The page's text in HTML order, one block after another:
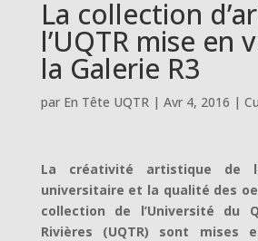
La collection
l’UQTR mise en
la Galerie R3
par En Tête UQTR| Avr 4, 2016 |
La créativité artistique de
universitaire et la qualité des
collection de l’Université du
Rivières (UQTR) sont mises